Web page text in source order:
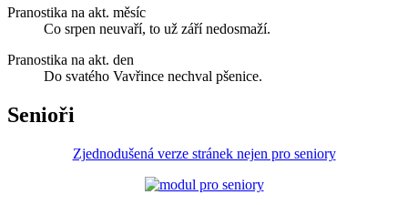
Pranostika na akt. měsíc
Co srpen neuvaří, to už září nedosmaží.
Pranostika na akt. den
Do svatého Vavřince nechval pšenice.
Senioři
Zjednodušená verze stránek nejen pro seniory